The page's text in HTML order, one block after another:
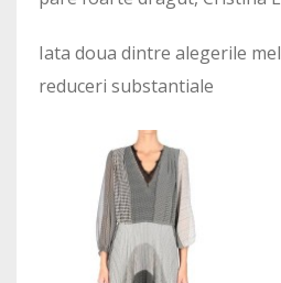
Iata doua dintre alegerile
reduceri substantiale